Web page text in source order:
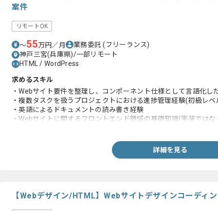
案件
リモートOK
〜55万円／月 業務委託(フリーランス)
神戸三宮(兵庫県)/一部リモート
HTML / WordPress
求めるスキル
・Webサイト要件を整理し、コンポーネント仕様として言語化し
・複数タスクを扱うプロジェクトにおける進捗管理経験(初級レベ
・英語によるドキュメントの読み書き経験
・Webサイトに関するフロントエンド領域の基礎知識(実装では
詳細を見る
【Webデザイン/HTML】Webサイトデザインコーディ